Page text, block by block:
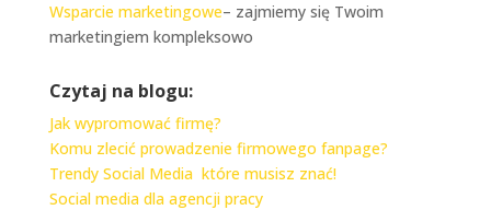
Wsparcie marketingowe– zajmiemy się Twoim
marketingiem kompleksowo
Czytaj na blogu:
Jak wypromować firmę?
Komu zlecić prowadzenie firmowego fanpage?
Trendy Social Media które musisz znać!
Social media dla agencji pracy